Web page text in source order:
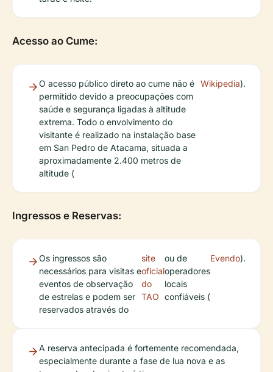
Acesso ao Cume:
O acesso público direto ao cume não é
permitido devido a preocupações com
saúde e segurança ligadas à altitude
extrema. Todo o envolvimento do
visitante é realizado na instalação base
em San Pedro de Atacama, situada a
aproximadamente 2.400 metros de
altitude (
Wikipedia).
Ingressos e Reservas:
Os ingressos são
necessários para visitas e
eventos de observação
de estrelas e podem ser
reservados através do
site
oficial
do
TAO
ou de
operadores
locais
confiáveis (
Evendo).
A reserva antecipada é fortemente recomendada,
especialmente durante a fase de lua nova e as